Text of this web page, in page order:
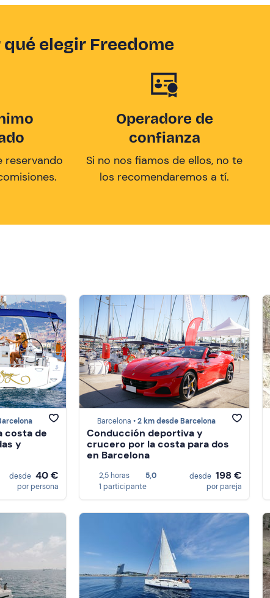
qué elegir Freedome
reservando
Operadore de
confianza
Si no nos fiamos de ellos, no te
los recomendaremos a tí.
costa de
y
desde 40 €
por persona
Barcelona •2 km desde Barcelona
Conducción deportiva y
crucero por la costa para dos
en Barcelona
2,5 horas
5,0
1 participante
desde 198 €
por pareja